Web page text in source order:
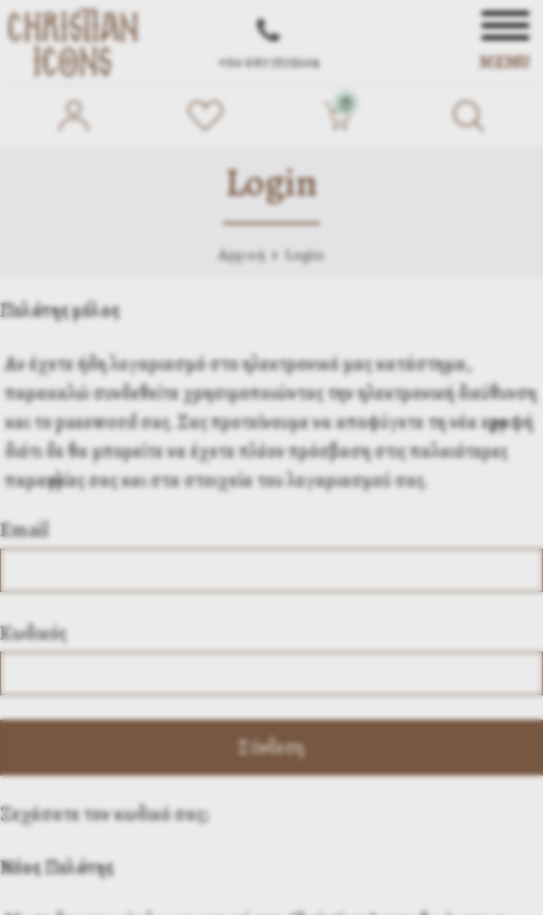
+30 697 7572104 MENU
0
Login
Αρχική Login
Πελάτης μέλος
Αν έχετε ήδη λογαριασμό στο ηλεκτρονικό μας κατάστημα,
παρακαλώ συνδεθείτε χρησιμοποιώντας την ηλεκτρονική διεύθυνση
και το password σας. Σας προτείνουμε να αποφύγετε τη νέα εγγραφή
διότι δε θα μπορείτε να έχετε πλέον πρόσβαση στις παλαιότερες
παραγγελίες σας και στα στοιχεία του λογαριασμού σας.
Email
Κωδικός
Ξεχάσατε τον κωδικό σας;
Νέος Πελάτης